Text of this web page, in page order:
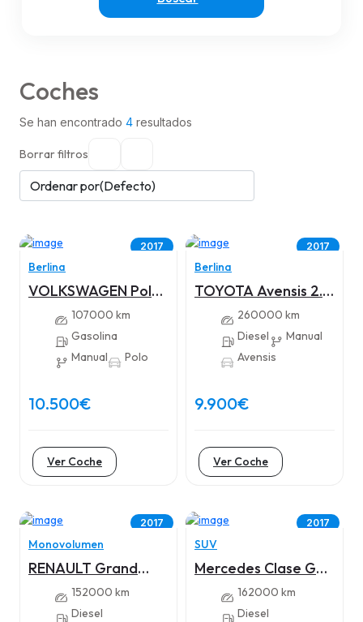
Coches
Se han encontrado 4 resultados
Borrar filtros
2017
Berlina
VOLKSWAGEN Polo
1.0 TSI 95CV
BlueMotion
107000 km
Gasolina
Manual
Polo
10.500€
Ver Coche
2017
Berlina
TOYOTA Avensis 2.0
150D ADVANCE
260000 km
Diesel
Manual
Avensis
9.900€
Ver Coche
2017
Monovolumen
RENAULT Grand
Scenic ZEN 1.5 dCi
110CV EDC
152000 km
Diesel
2017
SUV
Mercedes Clase GLE
Coupé 350 D 4matic
162000 km
Diesel